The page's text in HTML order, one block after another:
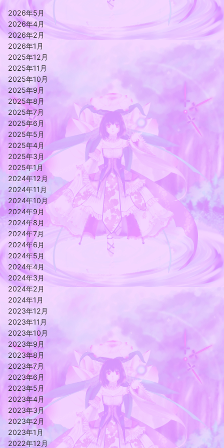
2026年5月
2026年4月
2026年2月
2026年1月
2025年12月
2025年11月
2025年10月
2025年9月
2025年8月
2025年7月
2025年6月
2025年5月
2025年4月
2025年3月
2025年1月
2024年12月
2024年11月
2024年10月
2024年9月
2024年8月
2024年7月
2024年6月
2024年5月
2024年4月
2024年3月
2024年2月
2024年1月
2023年12月
2023年11月
2023年10月
2023年9月
2023年8月
2023年7月
2023年6月
2023年5月
2023年4月
2023年3月
2023年2月
2023年1月
2022年12月